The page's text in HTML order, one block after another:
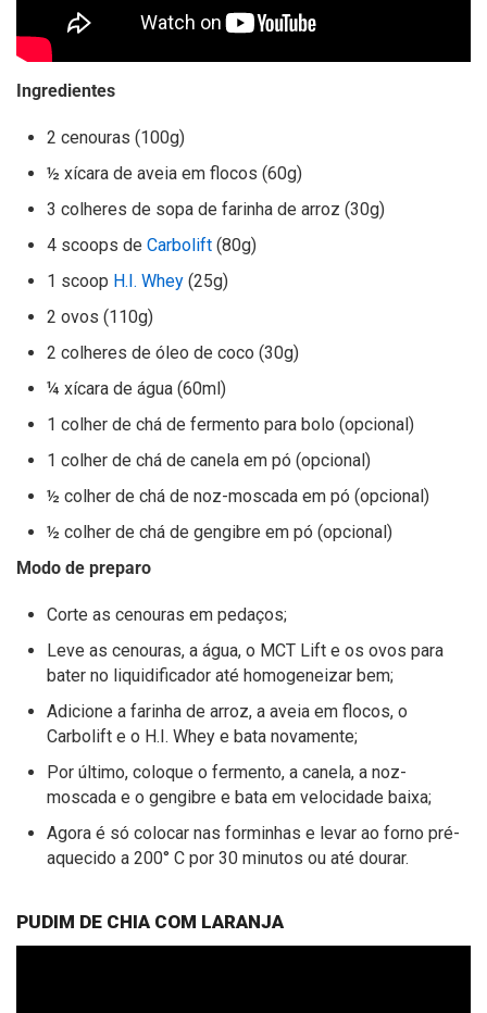
Ingredientes
2 cenouras (100g)
½ xícara de aveia em flocos (60g)
3 colheres de sopa de farinha de arroz (30g)
4 scoops de Carbolift (80g)
1 scoop H.I. Whey (25g)
2 ovos (110g)
2 colheres de óleo de coco (30g)
¼ xícara de água (60ml)
1 colher de chá de fermento para bolo (opcional)
1 colher de chá de canela em pó (opcional)
½ colher de chá de noz-moscada em pó (opcional)
½ colher de chá de gengibre em pó (opcional)
Modo de preparo
Corte as cenouras em pedaços;
Leve as cenouras, a água, o MCT Lift e os ovos para
bater no liquidificador até homogeneizar bem;
Adicione a farinha de arroz, a aveia em flocos, o
Carbolift e o H.I. Whey e bata novamente;
Por último, coloque o fermento, a canela, a noz-
moscada e o gengibre e bata em velocidade baixa;
Agora é só colocar nas forminhas e levar ao forno pré-
aquecido a 200° C por 30 minutos ou até dourar.
PUDIM DE CHIA COM LARANJA